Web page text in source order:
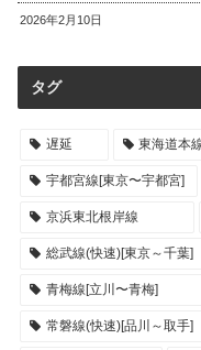
2026年2月10日
タグ
遅延 東海道本
宇都宮線[東京〜宇都宮]
京浜東北根岸線
総武線(快速)[東京～千葉]
青梅線[立川〜青梅]
常磐線(快速)[品川～取手]